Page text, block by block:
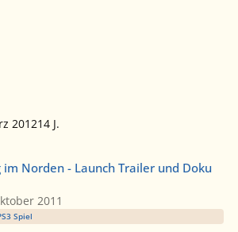
201214 J.
im Norden - Launch Trailer und Doku
2011
Spiel